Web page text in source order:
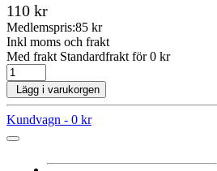
110 kr
Medlemspris:85 kr
Inkl moms och frakt
Med frakt Standardfrakt för 0 kr
Lägg i varukorgen
Kundvagn - 0 kr